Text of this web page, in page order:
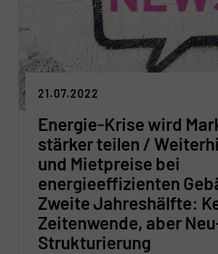
21.07.2022
Energie-Krise wird
stärker teilen /
und Mietpreise bei
energieeffizienten
Zweite Jahreshälfte:
Zeitenwende, aber
Strukturierung